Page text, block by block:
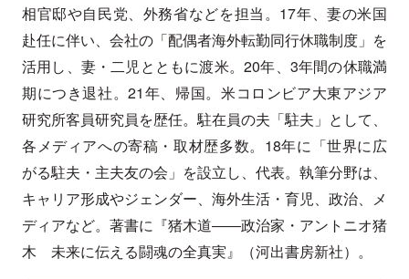
相官邸や自民党、外務省などを担当。17年、妻の米国
赴任に伴い、会社の「配偶者海外転勤同行休職制度」を
活用し、妻・二児とともに渡米。20年、3年間の休職満
期につき退社。21年、帰国。米コロンビア大東アジア
研究所客員研究員を歴任。駐在員の夫「駐夫」として、
各メディアへの寄稿・取材歴多数。18年に「世界に広
がる駐夫・主夫友の会」を設立し、代表。執筆分野は、
キャリア形成やジェンダー、海外生活・育児、政治、メ
ディアなど。著書に『猪木道――政治家・アントニオ猪
木 未来に伝える闘魂の全真実』（河出書房新社）。